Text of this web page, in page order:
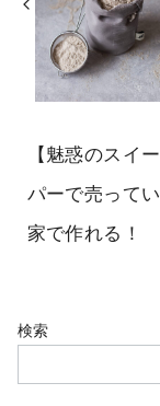
【魅惑のスイ
パーで売って
家で作れる！
検索